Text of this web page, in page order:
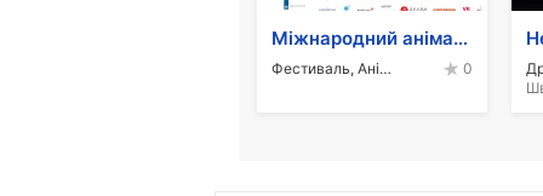
Міжнародний анімаційний фестиваль LINOLEUM
Фестиваль, Анімація 0